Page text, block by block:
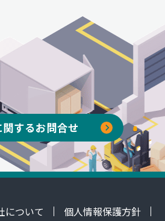
するお問合せ
について 個人情報保護方針